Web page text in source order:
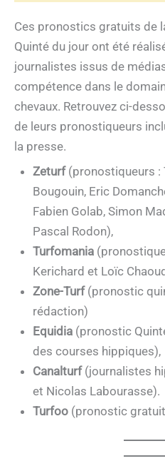
Ces pronostics gratuits de
Quinté du jour ont été
journalistes issus de
compétence dans le
chevaux. Retrouvez ci-
de leurs pronostiqueurs
la presse.
Zeturf(pronostiqueurs :
Bougouin, Eric
Fabien Golab, Simon
Pascal Rodon),
Turfomania
Kerichard et Loïc
Zone-Turf(pronostic
rédaction)
Equidia (pronostic
des courses hippiques),
Canalturf(journalistes
et Nicolas Labourasse).
Turfoo(pronostic